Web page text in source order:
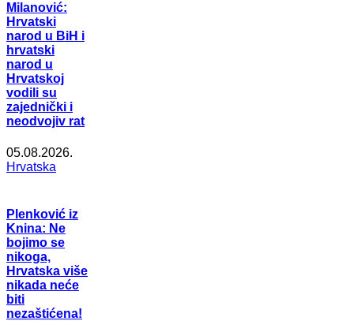
Milanović:
Hrvatski
narod u BiH i
hrvatski
narod u
Hrvatskoj
vodili su
zajednički i
neodvojiv rat
05.08.2026.
Hrvatska
Plenković iz
Knina: Ne
bojimo se
nikoga,
Hrvatska više
nikada neće
biti
nezaštićena!